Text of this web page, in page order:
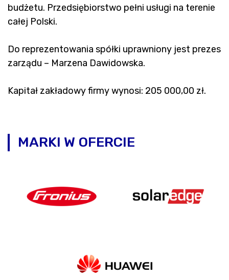
budżetu. Przedsiębiorstwo pełni usługi na terenie
całej Polski.
Do reprezentowania spółki uprawniony jest prezes
zarządu – Marzena Dawidowska.
Kapitał zakładowy firmy wynosi: 205 000,00 zł.
MARKI W OFERCIE